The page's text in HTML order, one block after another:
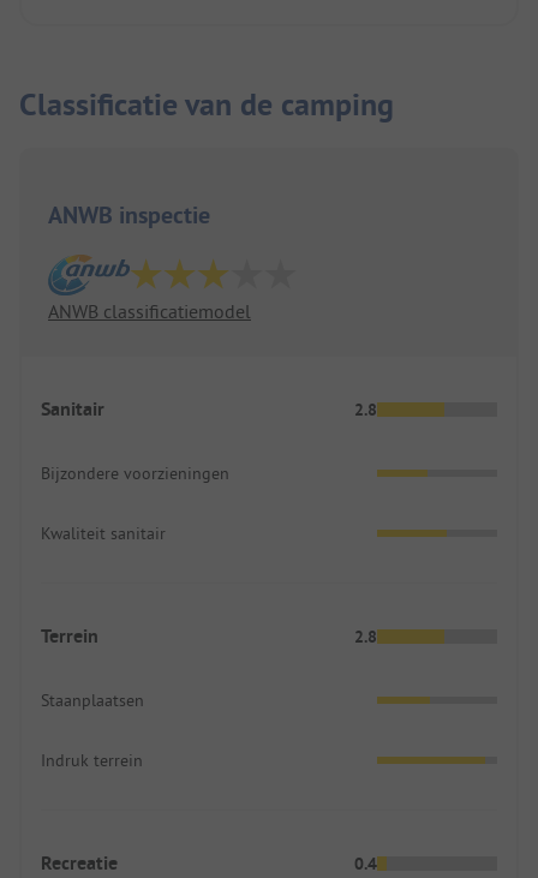
Classificatie van de camping
ANWB inspectie
ANWB classificatiemodel
Sanitair 2.8
Bijzondere voorzieningen
Kwaliteit sanitair
Terrein 2.8
Staanplaatsen
Indruk terrein
Recreatie 0.4